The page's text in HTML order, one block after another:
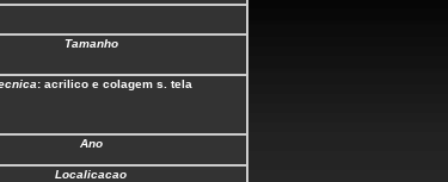
Tamanho
: acrilico e colagem s. tela
Ano
Localicacao